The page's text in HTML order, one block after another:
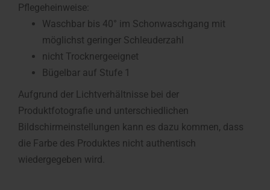
Pflegeheinweise:
Waschbar bis 40° im Schonwaschgang mit
möglichst geringer Schleuderzahl
nicht Trocknergeeignet
Bügelbar auf Stufe 1
Aufgrund der Lichtverhältnisse bei der
Produktfotografie und unterschiedlichen
Bildschirmeinstellungen kann es dazu kommen, dass
die Farbe des Produktes nicht authentisch
wiedergegeben wird.